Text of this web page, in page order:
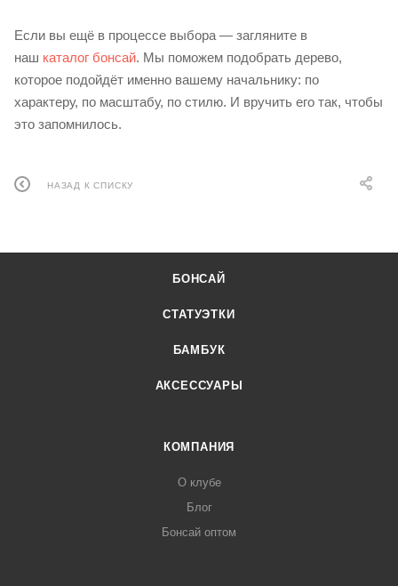
Если вы ещё в процессе выбора — загляните в
наш каталог бонсай. Мы поможем подобрать дерево,
которое подойдёт именно вашему начальнику: по
характеру, по масштабу, по стилю. И вручить его так, чтобы
это запомнилось.
НАЗАД К СПИСКУ
БОНСАЙ
СТАТУЭТКИ
БАМБУК
АКСЕССУАРЫ
КОМПАНИЯ
О клубе
Блог
Бонсай оптом